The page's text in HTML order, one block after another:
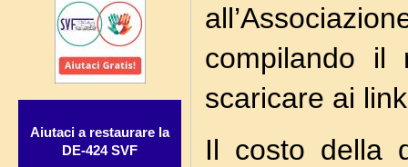
Aiutaci a restaurare la
DE-424 SVF
compilando il
scaricare ai
Il costo della